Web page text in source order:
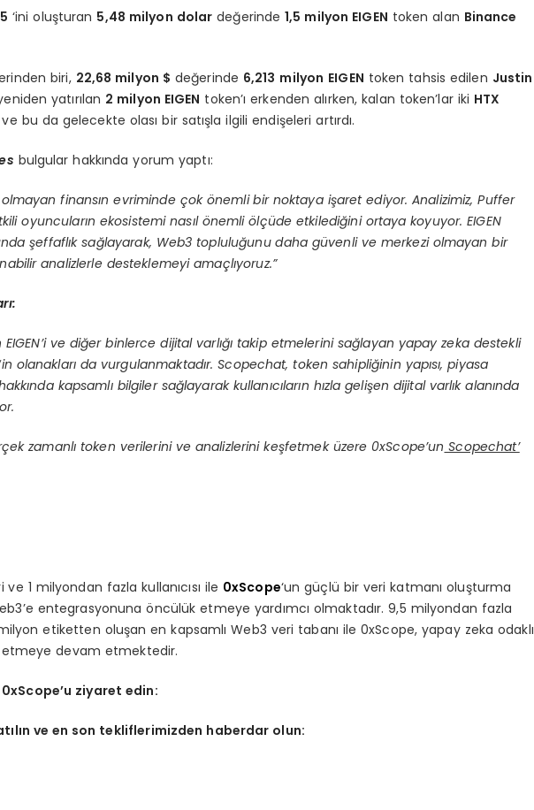
‘ini oluşturan 5,48 milyon dolar değerinde1,5 milyon EIGEN token alan Binance
biri, 22,68 milyon $ değerinde 6,213 milyon EIGEN token tahsis edilen Justin
yatırılan 2 milyon EIGEN token’ı erkenden alırken, kalan token’lar iki HTX
ve bu da gelecekte olası bir satışla ilgili endişeleri artırdı.
bulgular hakkında yorum yaptı:
olmayan finansın evriminde çok önemli bir noktaya işaret ediyor. Analizimiz, Puffer
oyuncuların ekosistemi nasıl önemli ölçüde etkilediğini ortaya koyuyor. EIGEN
şeffaflık sağlayarak, Web3 topluluğunu daha güvenli ve merkezi olmayan bir
analizlerle desteklemeyi amaçlıyoruz.”
EIGEN’i ve diğer binlerce dijital varlığı takip etmelerini sağlayan yapay zeka destekli
olanakları da vurgulanmaktadır. Scopechat, token sahipliğinin yapısı, piyasa
kapsamlı bilgiler sağlayarak kullanıcıların hızla gelişen dijital varlık alanında
zamanlı token verilerini ve analizlerini keşfetmek üzere 0xScope’un Scopechat’
1 milyondan fazla kullanıcısı ile 0xScope‘un güçlü bir veri katmanı oluşturma
entegrasyonuna öncülük etmeye yardımcı olmaktadır. 9,5 milyondan fazla
etiketten oluşan en kapsamlı Web3 veri tabanı ile 0xScope, yapay zeka odaklı
devam etmektedir.
ziyaret edin:
ve en son tekliflerimizden haberdar olun: